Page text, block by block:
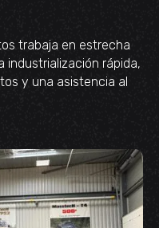
trabaja en estrecha
industrialización rápida,
y una asistencia al